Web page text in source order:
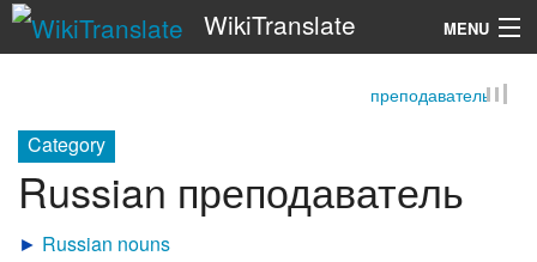
WikiTranslate MENU
преподаватель
Category
Russian преподаватель
► Russian nouns